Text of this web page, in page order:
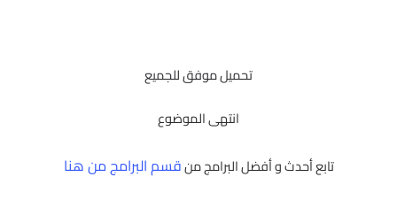
تحميل موفق للجميع
انتهى الموضوع
تابع أحدث و أفضل البرامج منقسم البرامج من هنا